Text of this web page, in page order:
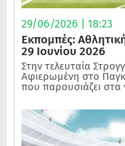
29/06/2026 | 18:23
Εκπομπές:
29 Ιουνίου 2026
Στην τελευταία
Αφιερωμένη στο
που παρουσιάζει